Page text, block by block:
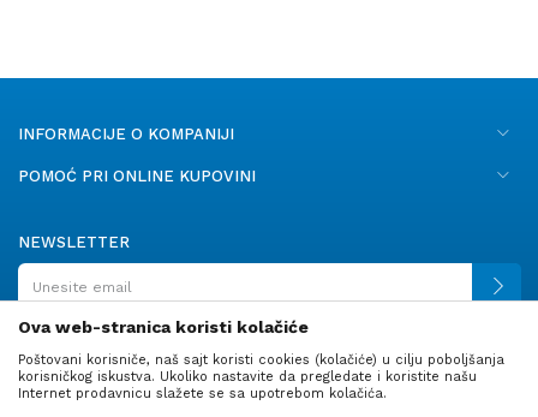
INFORMACIJE O KOMPANIJI
POMOĆ PRI ONLINE KUPOVINI
NEWSLETTER
PRATITE NAS
Ova web-stranica koristi kolačiće
Poštovani korisniče, naš sajt koristi cookies (kolačiće) u cilju poboljšanja
korisničkog iskustva. Ukoliko nastavite da pregledate i koristite našu
Internet prodavnicu slažete se sa upotrebom kolačića.